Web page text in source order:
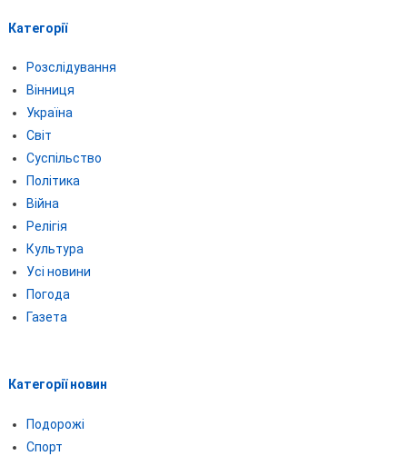
Категорії
Розслідування
Вінниця
Україна
Світ
Суспільство
Політика
Війна
Релігія
Культура
Усі новини
Погода
Газета
Категорії новин
Подорожі
Спорт